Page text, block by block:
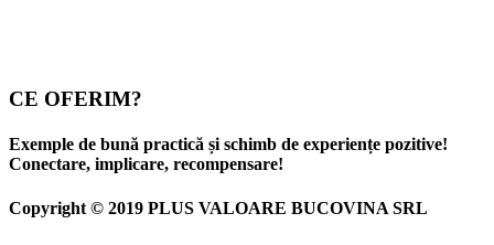
CE OFERIM?
Exemple de bună practică și schimb de experiențe pozitive!
Conectare, implicare, recompensare!
Copyright © 2019 PLUS VALOARE BUCOVINA SRL